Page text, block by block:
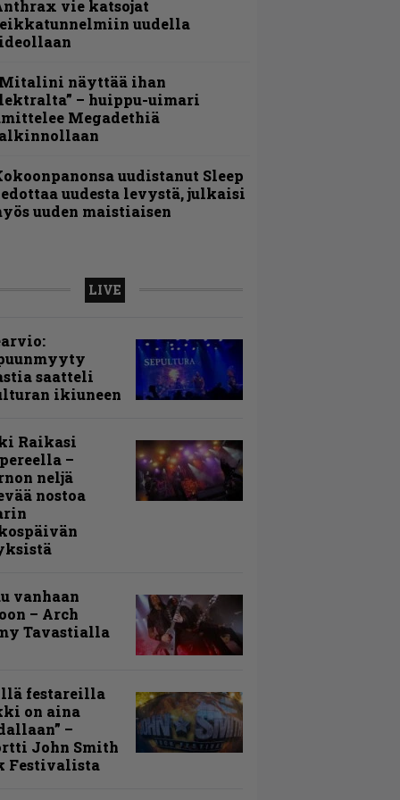
vie katsojat
uudella
näyttää ihan
– huippu-uimari
Megadethiä
uudistanut Sleep
uudesta levystä, julkaisi
uuden maistiaisen
LIVE
saatteli
ikiuneen
Raikasi
–
neljä
nostoa
vanhaan
– Arch
Tavastialla
festareilla
on aina
–
John Smith
Festivalista